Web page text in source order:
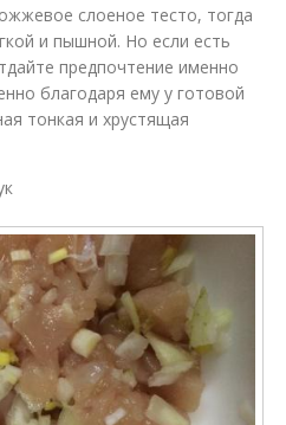
слоеное тесто, тогда
и пышной. Но если есть
предпочтение именно
благодаря ему у готовой
тонкая и хрустящая